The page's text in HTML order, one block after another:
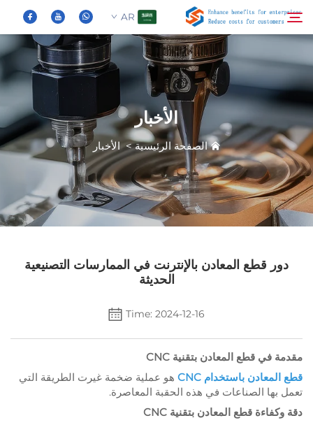
AR
من نحن
المنتجات
الأخبار
الأسئلة الشائعة
بحث
الأخبار
الصفحة الرئيسية>الأخبار
دور قطع المعادن بالإنترنت في الممارسات التصنيعية
الحديثة
Time: 2024-12-16
مقدمة في قطع المعادن بتقنية CNC
قطع المعادن باستخدام CNC
هو عملية ضخمة غيرت الطريقة التي
تعمل بها الصناعات في هذه الحقبة المعاصرة.
دقة وكفاءة قطع المعادن بتقنية CNC